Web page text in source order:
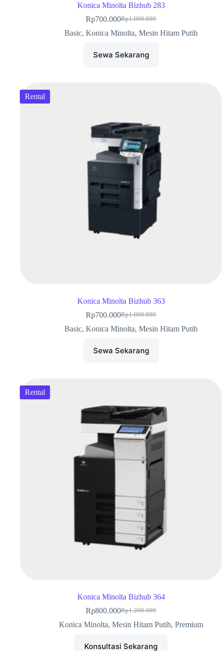
Konica Minolta Bizhub 283
Rp1.000.000
Rp700.000
Basic, Konica Minolta, Mesin Hitam Putih
Sewa Sekarang
Rental
Konica Minolta Bizhub 363
Rp1.000.000
Rp700.000
Basic, Konica Minolta, Mesin Hitam Putih
Sewa Sekarang
Rental
Konica Minolta Bizhub 364
Rp1.200.000
Rp800.000
Konica Minolta, Mesin Hitam Putih, Premium
Konsultasi Sekarang